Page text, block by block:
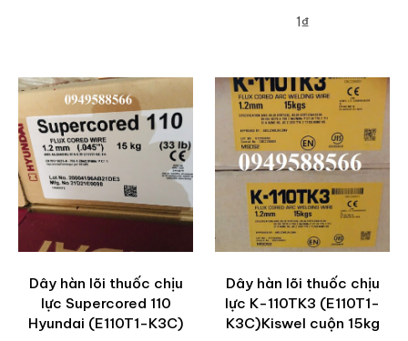
1₫
Dây hàn lõi thuốc chịu
lực Supercored 110
Hyundai (E110T1-K3C)
Dây hàn lõi thuốc chịu
lực K-110TK3 (E110T1-
K3C)Kiswel cuộn 15kg